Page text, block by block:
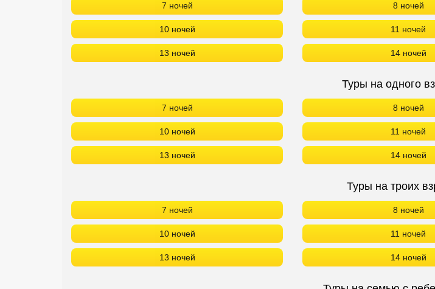
7 ночей 8 ночей
10 ночей 11 ночей
13 ночей 14 ночей
Туры на одного
7 ночей 8 ночей
10 ночей 11 ночей
13 ночей 14 ночей
Туры на троих
7 ночей 8 ночей
10 ночей 11 ночей
13 ночей 14 ночей
Сетевые отели Вьетнама
Сетевые отели Бали
Сетевые отели Сейшел
Сетевые отели Маврикия